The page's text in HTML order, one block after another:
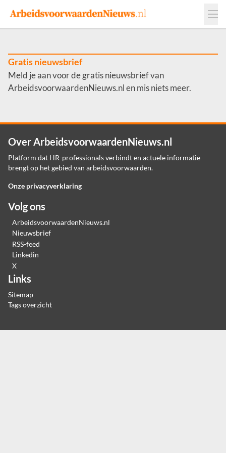
Events
Adverteren
Werkgevers
Contact
Gratis nieuwsbrief
Meld je aan voor de gratis nieuwsbrief van
ArbeidsvoorwaardenNieuws.nl en mis niets meer.
Over ArbeidsvoorwaardenNieuws.nl
Platform dat HR-professionals verbindt en actuele informatie
brengt op het gebied van arbeidsvoorwaarden.
Onze privacyverklaring
Volg ons
ArbeidsvoorwaardenNieuws.nl
Nieuwsbrief
RSS-feed
Linkedin
X
Links
Sitemap
Tags overzicht